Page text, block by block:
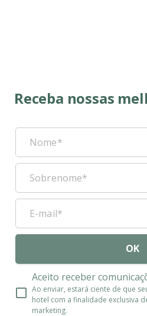
Receba nossas
OK
Aceito receber
Ao enviar, estará ciente de que
hotel com a finalidade exclusiva
marketing.